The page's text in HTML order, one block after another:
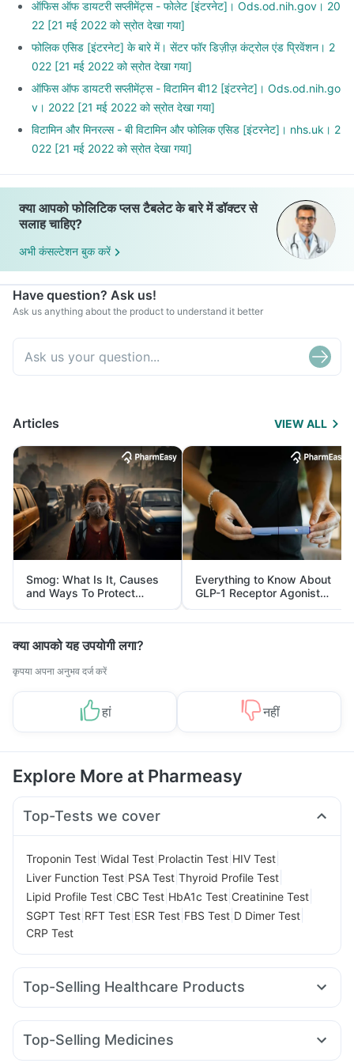
ऑफिस ऑफ डायटरी सप्लीमेंट्स - फोलेट [इंटरनेट]। Ods.od.nih.gov। 20
22 [21 मई 2022 को स्रोत देखा गया]
फोलिक एसिड [इंटरनेट] के बारे में। सेंटर फॉर डिज़ीज़ कंट्रोल एंड प्रिवेंशन। 2
022 [21 मई 2022 को स्रोत देखा गया]
ऑफिस ऑफ डायटरी सप्लीमेंट्स - विटामिन बी12 [इंटरनेट]। Ods.od.nih.go
v। 2022 [21 मई 2022 को स्रोत देखा गया]
विटामिन और मिनरल्स - बी विटामिन और फोलिक एसिड [इंटरनेट]। nhs.uk। 2
022 [21 मई 2022 को स्रोत देखा गया]
क्या आपको फोलिटिक प्लस टैबलेट के बारे में डॉक्टर से
सलाह चाहिए?
अभी कंसल्टेशन बुक करें
Have question? Ask us!
Ask us anything about the product to understand it better
Articles VIEW ALL
Smog: What Is It, Causes
and Ways To Protect
Yourself From It
Everything to Know About
GLP-1 Receptor Agonist
and Its Role in Weight
Management
क्या आपको यह उपयोगी लगा?
कृपया अपना अनुभव दर्ज करें
हां नहीं
Explore More at Pharmeasy
Top-Tests we cover
Troponin Test Widal Test Prolactin Test HIV Test
Liver Function Test PSA Test Thyroid Profile Test
Lipid Profile Test CBC Test HbA1c Test Creatinine Test
SGPT Test RFT Test ESR Test FBS Test D Dimer Test
CRP Test
Top-Selling Healthcare Products
Bold Care Extend Delay Spray
Himalaya Liv.52 Ds Himalaya Himcolin Gel
Top-Selling Medicines